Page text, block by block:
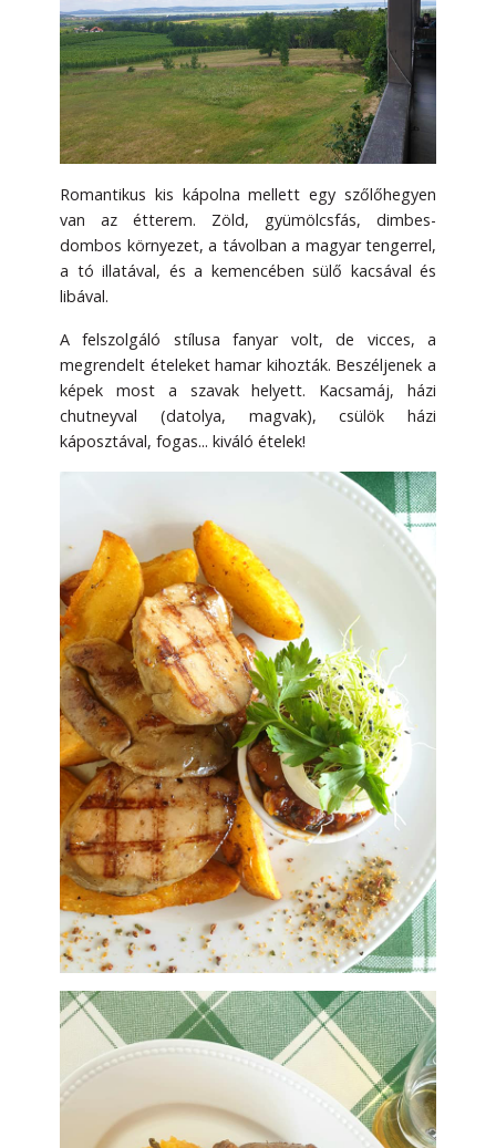
Romantikus kis kápolna mellett egy szőlőhegyen
van az étterem. Zöld, gyümölcsfás, dimbes-
dombos környezet, a távolban a magyar tengerrel,
a tó illatával, és a kemencében sülő kacsával és
libával.
A felszolgáló stílusa fanyar volt, de vicces, a
megrendelt ételeket hamar kihozták. Beszéljenek a
képek most a szavak helyett. Kacsamáj, házi
chutneyval (datolya, magvak), csülök házi
káposztával, fogas... kiváló ételek!